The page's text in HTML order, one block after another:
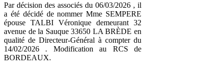
Par décision des associés du 06/03/2026 , il
a été décidé de nommer Mme SEMPERE
épouse TALBI Véronique demeurant 32
avenue de la Sauque 33650 LA BRÈDE en
qualité de Directeur-Général à compter du
14/02/2026 . Modification au RCS de
BORDEAUX.